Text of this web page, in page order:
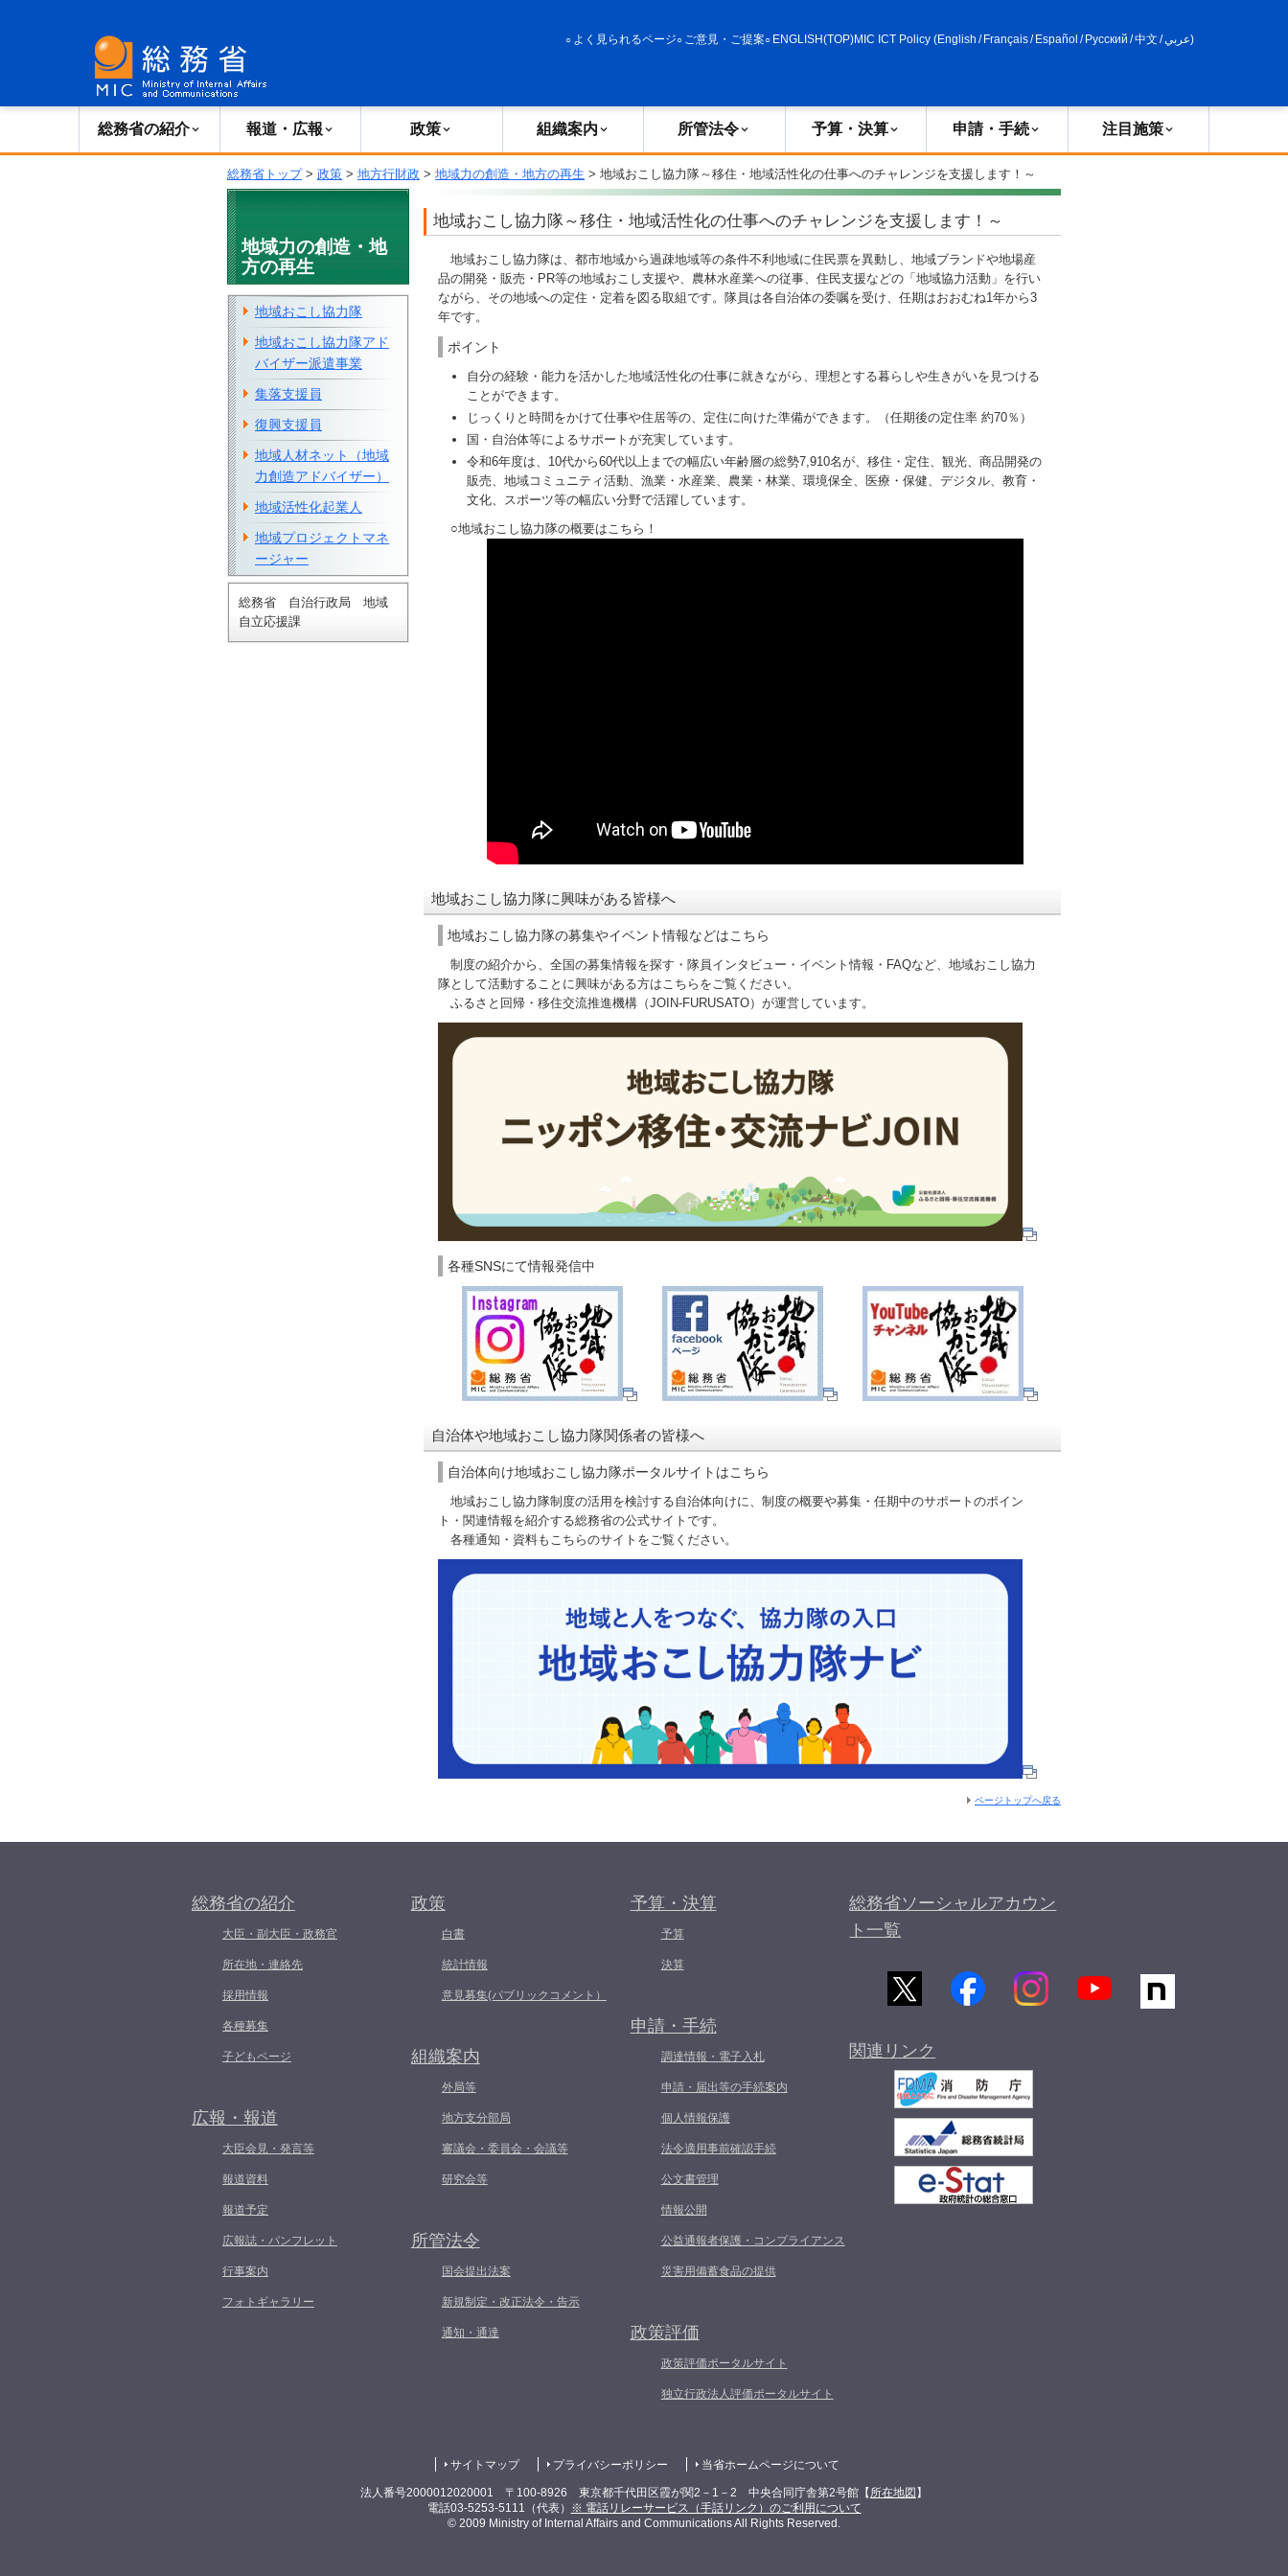
よく見られるページ ご意見・ご提案 ENGLISH(TOP)MIC ICT Policy (English / Français/ Español / Русский /中文 /عربي)
総務省の紹介 報道・広報 政策 組織案内 所管法令 予算・決算 申請・手続 注目施策
総務省トップ> 政策 > 地方行財政 > 地域力の創造・地方の再生 > 地域おこし協力隊～移住・地域活性化の仕事へのチャレンジを支援します！～
地域おこし協力隊～移住・地域活性化の仕事へのチャレンジを支援します！～
地域おこし協力隊は、都市地域から過疎地域等の条件不利地域に住民票を異動し、地域ブランドや地場産
品の開発・販売・PR等の地域おこし支援や、農林水産業への従事、住民支援などの「地域協力活動」を行い
ながら、その地域への定住・定着を図る取組です。隊員は各自治体の委嘱を受け、任期はおおむね1年から3
年です。
ポイント
自分の経験・能力を活かした地域活性化の仕事に就きながら、理想とする暮らしや生きがいを見つける
ことができます。
じっくりと時間をかけて仕事や住居等の、定住に向けた準備ができます。（任期後の定住率 約70％）
国・自治体等によるサポートが充実しています。
令和6年度は、10代から60代以上までの幅広い年齢層の総勢7,910名が、移住・定住、観光、商品開発の
販売、地域コミュニティ活動、漁業・水産業、農業・林業、環境保全、医療・保健、デジタル、教育・
文化、スポーツ等の幅広い分野で活躍しています。
○地域おこし協力隊の概要はこちら！
地域おこし協力隊に興味がある皆様へ
地域おこし協力隊の募集やイベント情報などはこちら
制度の紹介から、全国の募集情報を探す・隊員インタビュー・イベント情報・FAQなど、地域おこし協力
隊として活動することに興味がある方はこちらをご覧ください。
ふるさと回帰・移住交流推進機構（JOIN-FURUSATO）が運営しています。
各種SNSにて情報発信中
自治体や地域おこし協力隊関係者の皆様へ
自治体向け地域おこし協力隊ポータルサイトはこちら
地域おこし協力隊制度の活用を検討する自治体向けに、制度の概要や募集・任期中のサポートのポイン
ト・関連情報を紹介する総務省の公式サイトです。
各種通知・資料もこちらのサイトをご覧ください。
ページトップへ戻る
地域力の創造・地
方の再生
地域おこし協力隊
地域おこし協力隊アド
バイザー派遣事業
集落支援員
復興支援員
地域人材ネット（地域
力創造アドバイザー）
地域活性化起業人
地域プロジェクトマネ
ージャー
総務省 自治行政局 地域
自立応援課
総務省の紹介
大臣・副大臣・政務官
所在地・連絡先
採用情報
各種募集
子どもページ
広報・報道
大臣会見・発言等
報道資料
報道予定
広報誌・パンフレット
行事案内
フォトギャラリー
政策
白書
統計情報
意見募集(パブリックコメント）
組織案内
外局等
地方支分部局
審議会・委員会・会議等
研究会等
所管法令
国会提出法案
新規制定・改正法令・告示
通知・通達
予算・決算
予算
決算
申請・手続
調達情報・電子入札
申請・届出等の手続案内
個人情報保護
法令適用事前確認手続
公文書管理
情報公開
公益通報者保護・コンプライアンス
災害用備蓄食品の提供
政策評価
政策評価ポータルサイト
独立行政法人評価ポータルサイト
総務省ソーシャルアカウン
ト一覧
関連リンク
サイトマップ プライバシーポリシー 当省ホームページについて
法人番号2000012020001 〒100-8926 東京都千代田区霞が関2－1－2 中央合同庁舎第2号館【 所在地図 】
電話03-5253-5111（代表）
※ 電話リレーサービス（手話リンク）のご利用について
© 2009 Ministry of Internal Affairs and Communications All Rights Reserved.